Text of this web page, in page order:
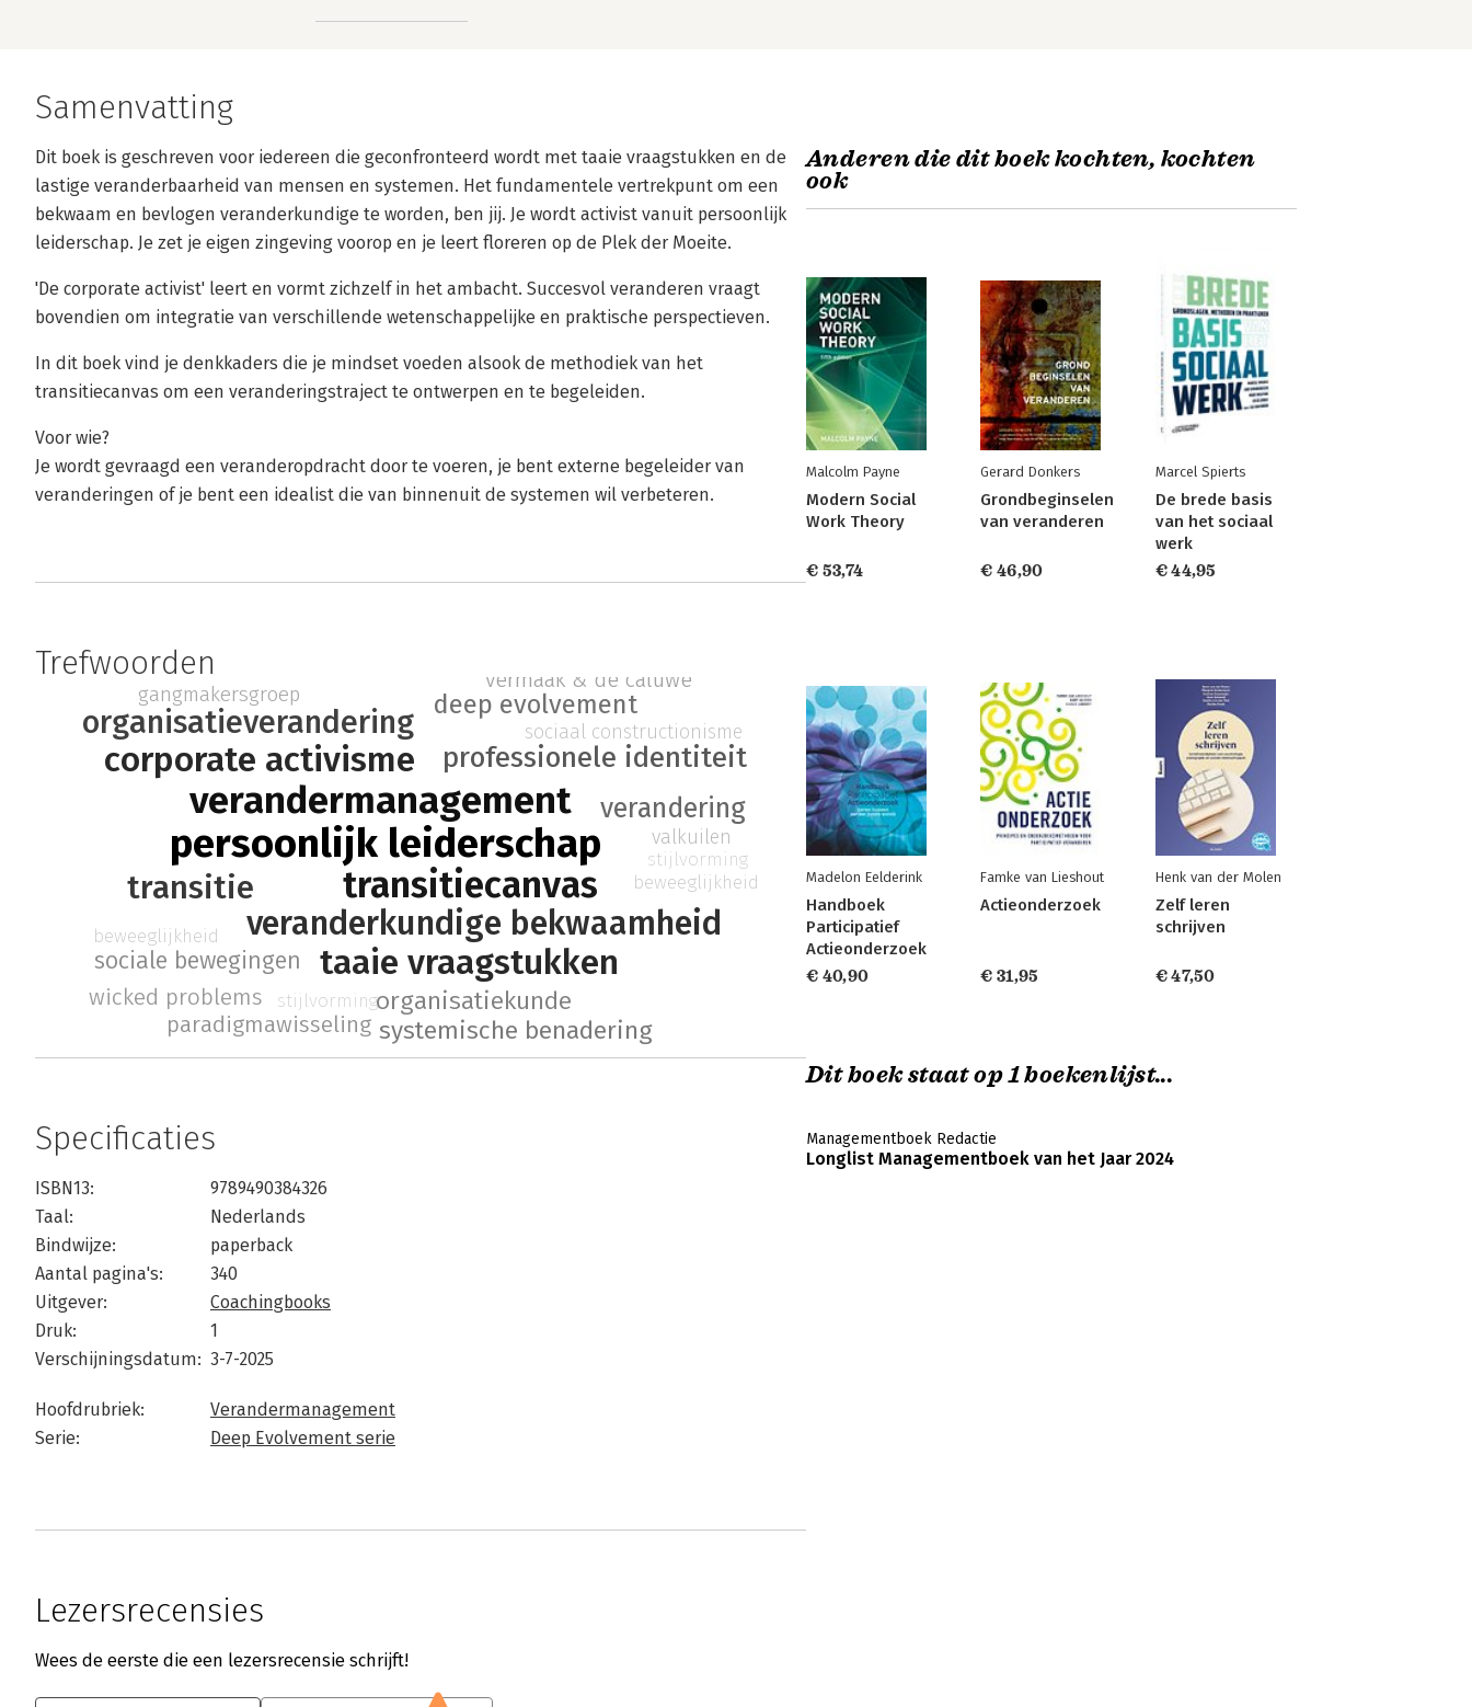
Samenvatting
Dit boek is geschreven voor iedereen die geconfronteerd wordt met taaie vraagstukken en de
lastige veranderbaarheid van mensen en systemen. Het fundamentele vertrekpunt om een
bekwaam en bevlogen veranderkundige te worden, ben jij. Je wordt activist vanuit persoonlijk
leiderschap. Je zet je eigen zingeving voorop en je leert floreren op de Plek der Moeite.
'De corporate activist' leert en vormt zichzelf in het ambacht. Succesvol veranderen vraagt
bovendien om integratie van verschillende wetenschappelijke en praktische perspectieven.
In dit boek vind je denkkaders die je mindset voeden alsook de methodiek van het
transitiecanvas om een veranderingstraject te ontwerpen en te begeleiden.
Voor wie?
Je wordt gevraagd een veranderopdracht door te voeren, je bent externe begeleider van
veranderingen of je bent een idealist die van binnenuit de systemen wil verbeteren.
Trefwoorden
persoonlijk leiderschap
transitiecanvas
verandermanagement
veranderkundige bekwaamheid
taaie vraagstukken
corporate activisme
organisatieverandering
transitie
professionele identiteit
verandering
organisatiekunde
deep evolvement
systemische benadering
sociale bewegingen
paradigmawisseling
wicked problems
gangmakersgroep
vermaak & de caluwé
valkuilen
stijlvorming
sociaal constructionisme
beweeglijkheid
stijlvorming
beweeglijkheid
Specificaties
ISBN13:
9789490384326
Taal:
Nederlands
Bindwijze:
paperback
Aantal pagina's:
340
Uitgever:
Coachingbooks
Druk:
1
Verschijningsdatum: 3-7-2025
Hoofdrubriek:
Verandermanagement
Serie:
Deep Evolvement serie
Lezersrecensies
Wees de eerste die een lezersrecensie schrijft!
Anderen die dit boek kochten, kochten
ook
Malcolm Payne
Modern Social
Work Theory
€ 53,74
Gerard Donkers
Grondbeginselen
van veranderen
€ 46,90
Marcel Spierts
De brede basis
van het sociaal
werk
€ 44,95
Madelon Eelderink
Handboek
Participatief
Actieonderzoek
€ 40,90
Famke van Lieshout
Actieonderzoek
€ 31,95
Henk van der Molen
Zelf leren
schrijven
€ 47,50
Dit boek staat op 1 boekenlijst...
Managementboek Redactie
Longlist Managementboek van het Jaar 2024